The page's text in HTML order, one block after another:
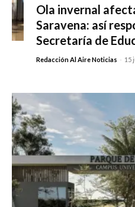
Ola invernal
Saravena: así
Secretaría de
Redacción Al Aire Noticias - 15